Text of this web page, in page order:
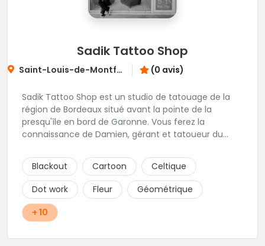
Sadik Tattoo Shop
Saint-Louis-de-Montferrand (0 avis)
Sadik Tattoo Shop est un studio de tatouage de la
région de Bordeaux situé avant la pointe de la
presqu'île en bord de Garonne. Vous ferez la
connaissance de Damien, gérant et tatoueur du
Blackout
Cartoon
Celtique
Dot work
Fleur
Géométrique
+ 10